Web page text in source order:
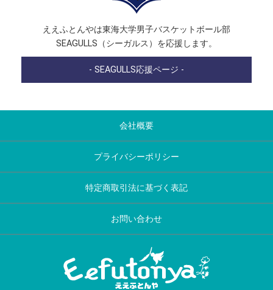
ええふとんやは東海大学男子バスケットボール部
SEAGULLS（シーガルス）を応援します。
- SEAGULLS応援ページ -
会社概要
プライバシーポリシー
特定商取引法に基づく表記
お問い合わせ